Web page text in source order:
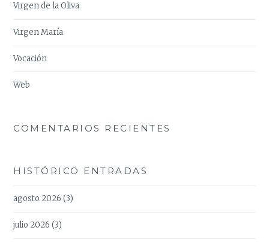
Virgen de la Oliva
Virgen María
Vocación
Web
COMENTARIOS RECIENTES
HISTÓRICO ENTRADAS
agosto 2026 (3)
julio 2026 (3)